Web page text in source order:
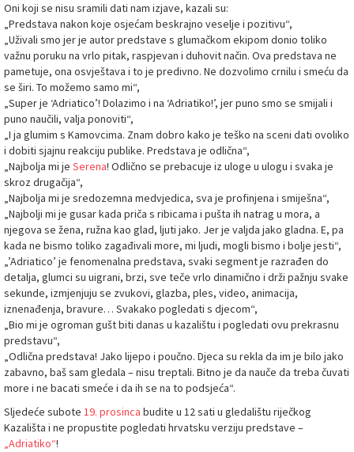
Oni koji se nisu sramili dati nam izjave, kazali su:
„Predstava nakon koje osjećam beskrajno veselje i pozitivu“,
„Uživali smo jer je autor predstave s glumačkom ekipom donio toliko
važnu poruku na vrlo pitak, raspjevan i duhovit način. Ova predstava ne
pametuje, ona osvještava i to je predivno. Ne dozvolimo crnilu i smeću da
se širi. To možemo samo mi“,
„Super je ‘Adriatico’! Dolazimo i na ‘Adriatiko!’, jer puno smo se smijali i
puno naučili, valja ponoviti“,
„I ja glumim s Kamovcima. Znam dobro kako je teško na sceni dati ovoliko
i dobiti sjajnu reakciju publike. Predstava je odlična“,
„Najbolja mi je Serena! Odlično se prebacuje iz uloge u ulogu i svaka je
skroz drugačija“,
„Najbolja mi je sredozemna medvjedica, sva je profinjena i smiješna“,
„Najbolji mi je gusar kada priča s ribicama i pušta ih natrag u mora, a
njegova se žena, ružna kao glad, ljuti jako. Jer je valjda jako gladna. E, pa
kada ne bismo toliko zagađivali more, mi ljudi, mogli bismo i bolje jesti“,
„’Adriatico’ je fenomenalna predstava, svaki segment je razrađen do
detalja, glumci su uigrani, brzi, sve teče vrlo dinamično i drži pažnju svake
sekunde, izmjenjuju se zvukovi, glazba, ples, video, animacija,
iznenađenja, bravure… Svakako pogledati s djecom“,
„Bio mi je ogroman gušt biti danas u kazalištu i pogledati ovu prekrasnu
predstavu“,
„Odlična predstava! Jako lijepo i poučno. Djeca su rekla da im je bilo jako
zabavno, baš sam gledala – nisu treptali. Bitno je da nauče da treba čuvati
more i ne bacati smeće i da ih se na to podsjeća“.
Sljedeće subote 19. prosinca budite u 12 sati u gledalištu riječkog
Kazališta i ne propustite pogledati hrvatsku verziju predstave –
„Adriatiko“!